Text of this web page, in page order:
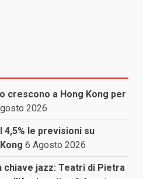
crescono a Hong Kong per
2026
4,5% le previsioni su
6 Agosto 2026
chiave jazz: Teatri di Pietra